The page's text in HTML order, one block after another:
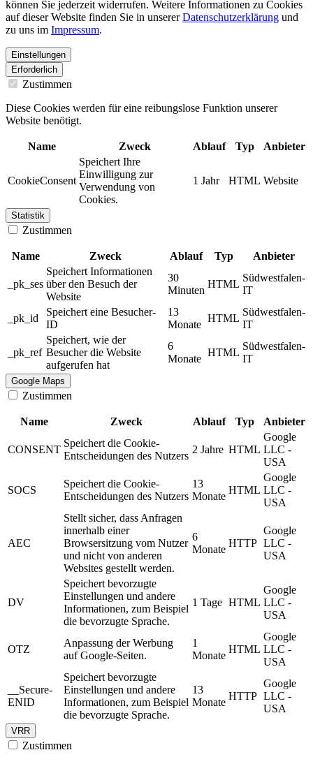
können Sie jederzeit widerrufen. Weitere Informationen zu Cookies
auf dieser Website finden Sie in unsererDatenschutzerklärung und
zu uns im Impressum.
Einstellungen
Erforderlich
Zustimmen
Diese Cookies werden für eine reibungslose Funktion unserer
Website benötigt.
Name Zweck Ablauf Typ Anbieter
CookieConsent
Speichert Ihre
Einwilligung zur
Verwendung von
Cookies.
1 Jahr HTML Website
Statistik
Zustimmen
Name Zweck Ablauf Typ Anbieter
_pk_ses
Speichert Informationen
über den Besuch der
Website
30
Minuten
HTML
Südwestfalen-
IT
_pk_id
Speichert eine Besucher-
ID
13
Monate
HTML
Südwestfalen-
IT
_pk_ref
Speichert, wie der
Besucher die Website
aufgerufen hat
6
Monate
HTML
Südwestfalen-
IT
Google Maps
Zustimmen
Name Zweck Ablauf Typ Anbieter
CONSENT
Speichert die Cookie-
Entscheidungen des Nutzers
2 Jahre HTML
Google
LLC -
USA
SOCS
Speichert die Cookie-
Entscheidungen des Nutzers
13
Monate
HTML
Google
LLC -
USA
AEC
Stellt sicher, dass Anfragen
innerhalb einer
Browsersitzung vom Nutzer
und nicht von anderen
Websites gestellt werden.
6
Monate
HTTP
Google
LLC -
USA
DV
Speichert bevorzugte
Einstellungen und andere
Informationen, zum Beispiel
die bevorzugte Sprache.
1 Tage HTML
Google
LLC -
USA
OTZ
Anpassung der Werbung
auf Google-Seiten.
1
Monate
HTML
Google
LLC -
USA
__Secure-
ENID
Speichert bevorzugte
Einstellungen und andere
Informationen, zum Beispiel
die bevorzugte Sprache.
13
Monate
HTTP
Google
LLC -
USA
VRR
Zustimmen